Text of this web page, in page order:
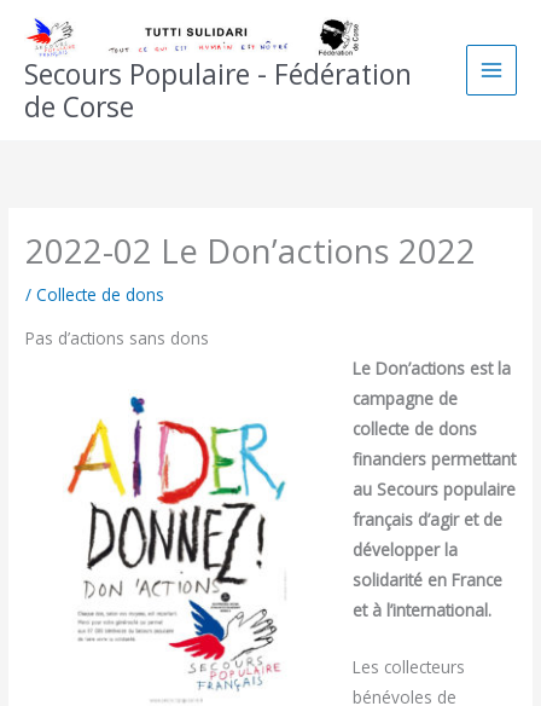
contenu
Secours Populaire - Fédération
de Corse
2022-02 Le Don’actions 2022
/Collecte de dons
Pas d’actions sans dons
Le Don’actions est la
campagne de
collecte de dons
financiers permettant
au Secours populaire
français d’agir et de
développer la
solidarité en France
et à l’international.
Les collecteurs
bénévoles de